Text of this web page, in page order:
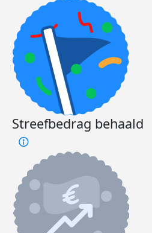
Streefbedrag behaald